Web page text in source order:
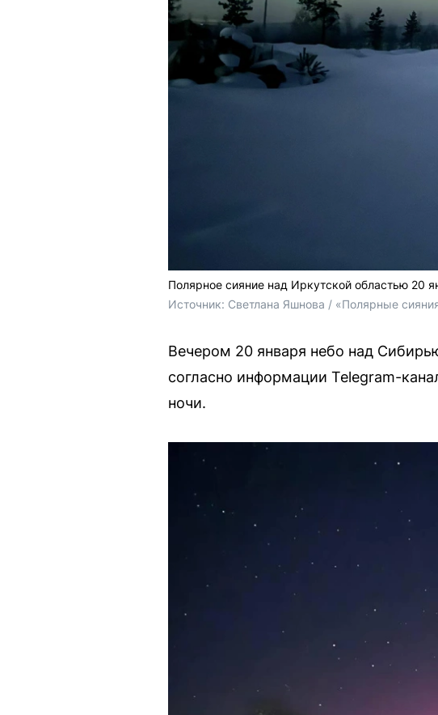
Полярное сияние над Иркутской областью 20
Источник: Светлана Яшнова / «Полярные
Вечером 20 января небо над
согласно информации Telegram-
ночи.